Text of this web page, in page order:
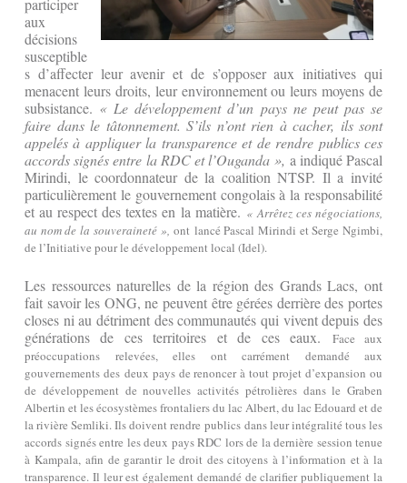
participer
aux
décisions
susceptible
s d’affecter leur avenir et de s’opposer aux initiatives qui
menacent leurs droits, leur environnement ou leurs moyens de
subsistance. « Le développement d’un pays ne peut pas se
faire dans le tâtonnement. S’ils n’ont rien à cacher, ils sont
appelés à appliquer la transparence et de rendre publics ces
accords signés entre la RDC et l’Ouganda », a indiqué Pascal
Mirindi, le coordonnateur de la coalition NTSP. Il a invité
particulièrement le gouvernement congolais à la responsabilité
et au respect des textes en la matière. « Arrêtez ces négociations,
au nom de la souveraineté », ont lancé Pascal Mirindi et Serge Ngimbi,
de l’Initiative pour le développement local (Idel).
Les ressources naturelles de la région des Grands Lacs, ont
fait savoir les ONG, ne peuvent être gérées derrière des portes
closes ni au détriment des communautés qui vivent depuis des
générations de ces territoires et de ces eaux.
Face aux
préoccupations relevées, elles ont carrément demandé aux
gouvernements des deux pays de renoncer à tout projet d’expansion ou
de développement de nouvelles activités pétrolières dans le Graben
Albertin et les écosystèmes frontaliers du lac Albert, du lac Edouard et de
la rivière Semliki. Ils doivent rendre publics dans leur intégralité tous les
accords signés entre les deux pays RDC lors de la dernière session tenue
à Kampala, afin de garantir le droit des citoyens à l’information et à la
transparence. Il leur est également demandé de clarifier publiquement la